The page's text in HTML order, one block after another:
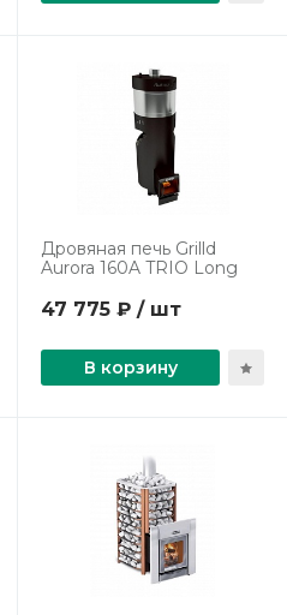
Дровяная печь Grilld
Aurora 160A TRIO Long
47 775 ₽ / шт
В корзину